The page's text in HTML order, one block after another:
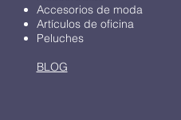
Accesorios de moda
Artículos de oficina
Peluches
BLOG